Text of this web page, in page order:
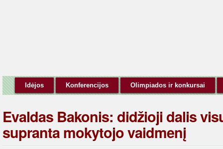
Idėjos Konferencijos Olimpiados ir konkursai
Evaldas Bakonis: didžioji dalis
supranta mokytojo vaidmenį